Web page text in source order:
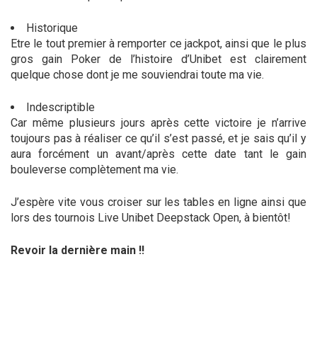
Historique
Etre le tout premier à remporter ce jackpot, ainsi que le plus
gros gain Poker de l’histoire d’Unibet est clairement
quelque chose dont je me souviendrai toute ma vie.
Indescriptible
Car même plusieurs jours après cette victoire je n’arrive
toujours pas à réaliser ce qu’il s’est passé, et je sais qu’il y
aura forcément un avant/après cette date tant le gain
bouleverse complètement ma vie.
J’espère vite vous croiser sur les tables en ligne ainsi que
lors des tournois Live Unibet Deepstack Open, à bientôt!
Revoir la dernière main !!